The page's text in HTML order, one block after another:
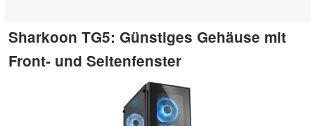
Sharkoon TG5: Günstiges Gehäuse mit
Front- und Seitenfenster